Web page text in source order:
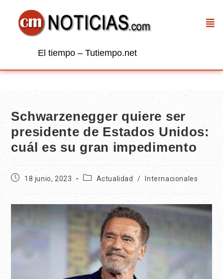
El tiempo – Tutiempo.net
Schwarzenegger quiere ser
presidente de Estados Unidos:
cuál es su gran impedimento
18 junio, 2023 Actualidad / Internacionales